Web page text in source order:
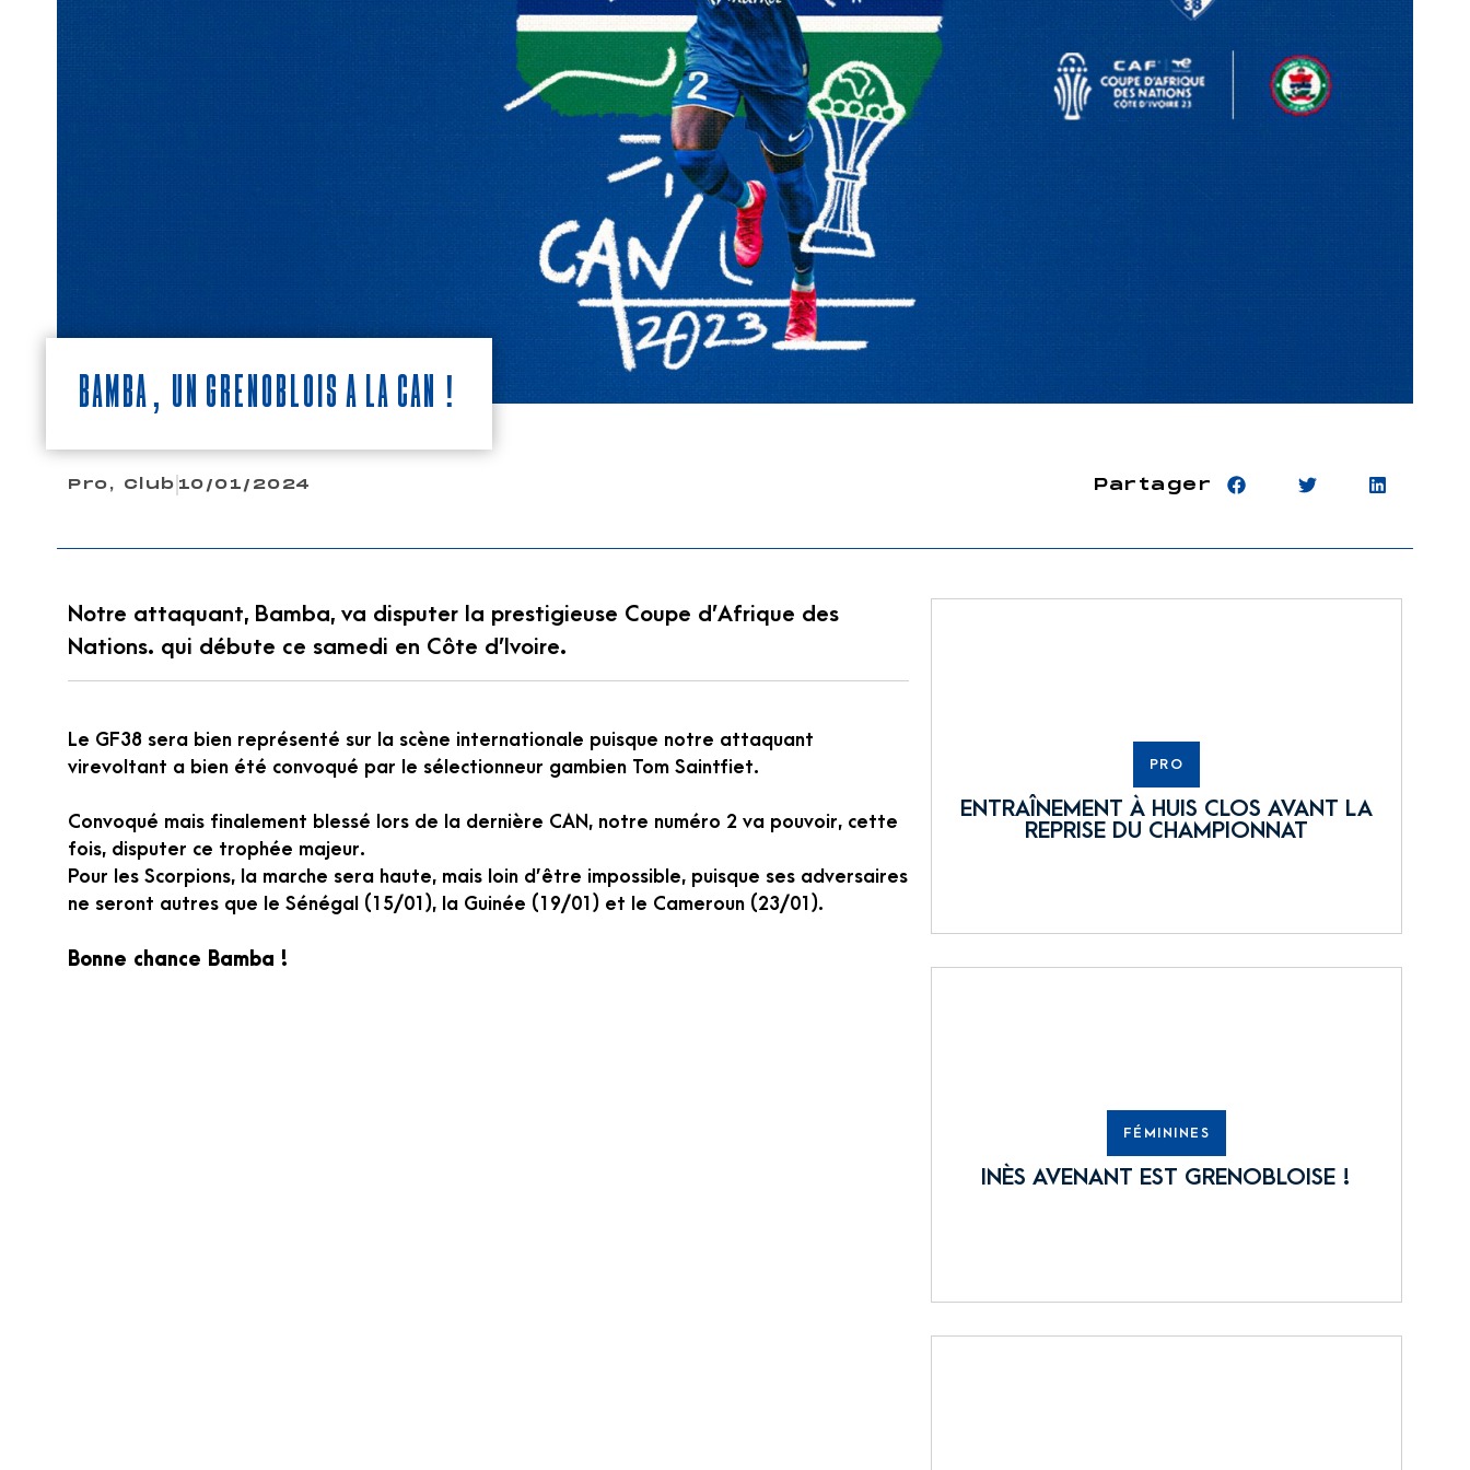
BAMBA, UN GRENOBLOIS À LA CAN !
Pro, Club 10/01/2024 Partager
Notre attaquant, Bamba, va disputer la prestigieuse Coupe d’Afrique des
Nations. qui débute ce samedi en Côte d’Ivoire.
Le GF38 sera bien représenté sur la scène internationale puisque notre attaquant
virevoltant a bien été convoqué par le sélectionneur gambien Tom Saintfiet.
Convoqué mais finalement blessé lors de la dernière CAN, notre numéro 2 va pouvoir, cette
fois, disputer ce trophée majeur.
Pour les Scorpions, la marche sera haute, mais loin d’être impossible, puisque ses adversaires
ne seront autres que le Sénégal (15/01), la Guinée (19/01) et le Cameroun (23/01).
Bonne chance Bamba !
PRO
ENTRAÎNEMENT À HUIS CLOS AVANT LA
REPRISE DU CHAMPIONNAT
FÉMININES
INÈS AVENANT EST GRENOBLOISE !